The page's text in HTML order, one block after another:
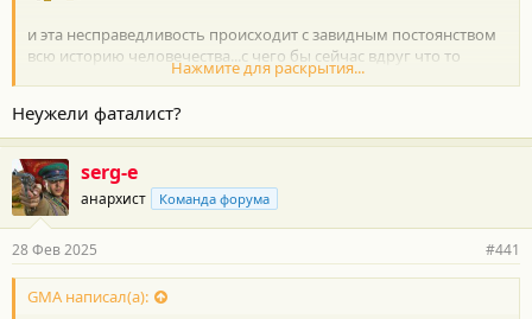
и эта несправедливость происходит с завидным постоянством
всю историю человечества...с чего бы сейчас вдруг что то
Нажмите для раскрытия...
Неужели фаталист?
serg-e
анархист Команда форума
28 Фев 2025 #441
GMA написал(а):